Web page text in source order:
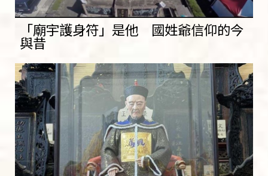
「廟宇護身符」是他 國姓爺信仰的今
與昔